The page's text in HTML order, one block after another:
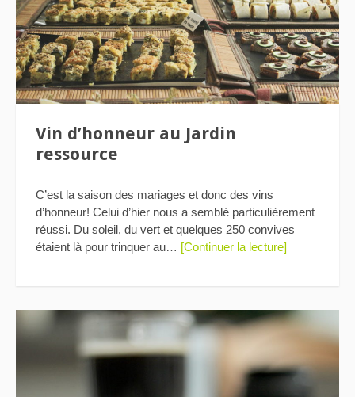
Vin d’honneur au Jardin
ressource
C’est la saison des mariages et donc des vins
d’honneur! Celui d’hier nous a semblé particulièrement
réussi. Du soleil, du vert et quelques 250 convives
étaient là pour trinquer au… [Continuer la lecture]